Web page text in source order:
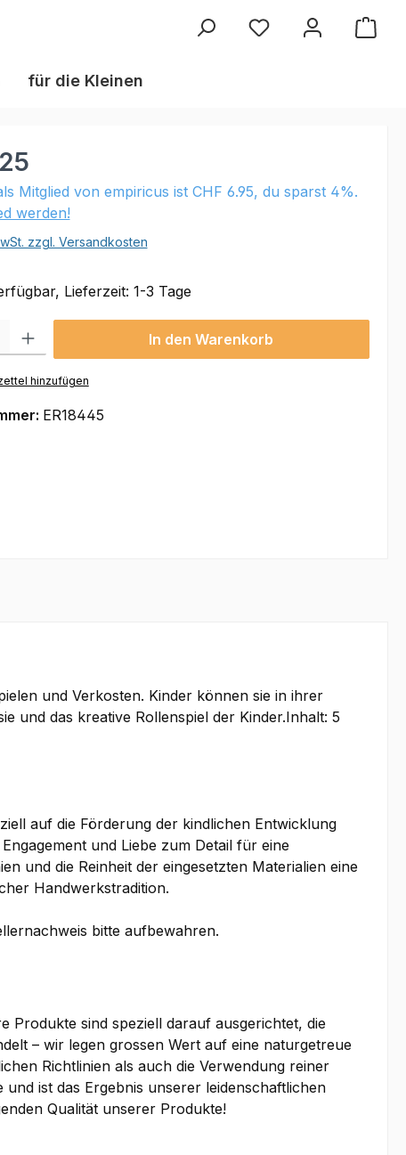
Du hast 0 Produkte
für die Kleinen
Mitglied von empiricus ist CHF 6.95, du sparst 4%.
werden!
zzgl. Versandkosten
Lieferzeit: 1-3 Tage
In den Warenkorb
hinzufügen
ER18445
und Verkosten. Kinder können sie in ihrer
und das kreative Rollenspiel der Kinder.Inhalt: 5
auf die Förderung der kindlichen Entwicklung
und Liebe zum Detail für eine
und die Reinheit der eingesetzten Materialien eine
Handwerkstradition.
bitte aufbewahren.
Produkte sind speziell darauf ausgerichtet, die
– wir legen grossen Wert auf eine naturgetreue
Richtlinien als auch die Verwendung reiner
ist das Ergebnis unserer leidenschaftlichen
Qualität unserer Produkte!